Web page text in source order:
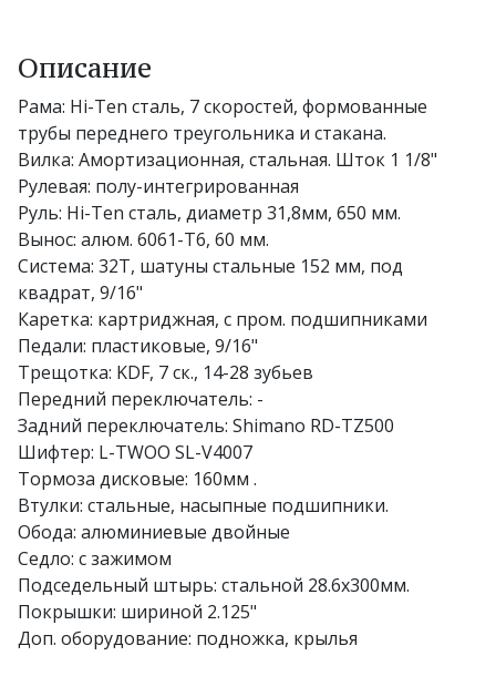
Описание
Рама: Hi-Ten сталь, 7 скоростей, формованные
трубы переднего треугольника и стакана.
Вилка: Амортизационная, стальная. Шток 1 1/8"
Рулевая: полу-интегрированная
Руль: Hi-Ten сталь, диаметр 31,8мм, 650 мм.
Вынос: алюм. 6061-Т6, 60 мм.
Система: 32Т, шатуны стальные 152 мм, под
квадрат, 9/16"
Каретка: картриджная, с пром. подшипниками
Педали: пластиковые, 9/16"
Трещотка: KDF, 7 ск., 14-28 зубьев
Передний переключатель: -
Задний переключатель: Shimano RD-TZ500
Шифтер: L-TWOO SL-V4007
Тормоза дисковые: 160мм .
Втулки: стальные, насыпные подшипники.
Обода: алюминиевые двойные
Седло: с зажимом
Подседельный штырь: стальной 28.6х300мм.
Покрышки: шириной 2.125"
Доп. оборудование: подножка, крылья